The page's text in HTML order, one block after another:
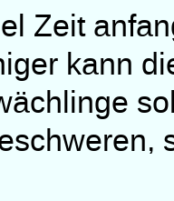
Zeit
kann